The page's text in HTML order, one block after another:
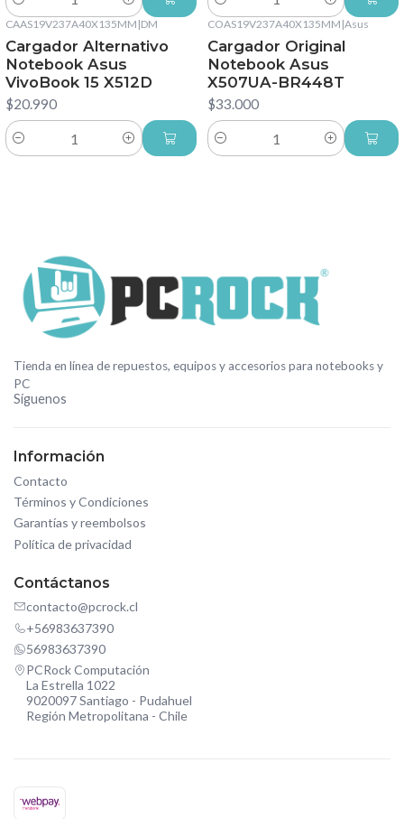
Cantidad Cantidad
CAAS19V237A40X135MM |DM
Cargador Alternativo
Notebook Asus
VivoBook 15 X512D
$20.990
Cantidad
COAS19V237A40X135MM |Asus
Cargador Original
Notebook Asus
X507UA-BR448T
$33.000
Cantidad
Tienda en línea de repuestos, equipos y accesorios para notebooks y
PC
Síguenos
Información
Contacto
Términos y Condiciones
Garantías y reembolsos
Política de privacidad
Contáctanos
contacto@pcrock.cl
+56983637390
56983637390
PCRock Computación
La Estrella 1022
9020097 Santiago - Pudahuel
Región Metropolitana - Chile